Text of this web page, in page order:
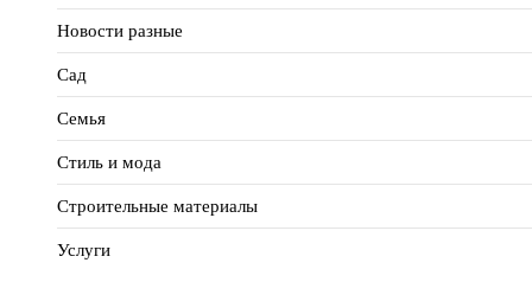
Новости разные
Сад
Семья
Стиль и мода
Строительные материалы
Услуги